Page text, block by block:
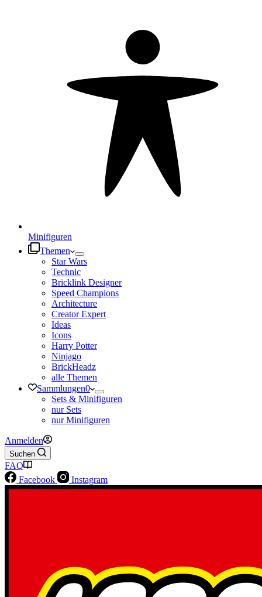
Minifiguren
Themen
Star Wars
Technic
Bricklink Designer
Speed Champions
Architecture
Creator Expert
Ideas
Icons
Harry Potter
Ninjago
BrickHeadz
alle Themen
Sammlungen0
Sets & Minifiguren
nur Sets
nur Minifiguren
Anmelden
Suchen
FAQ
Facebook
Instagram